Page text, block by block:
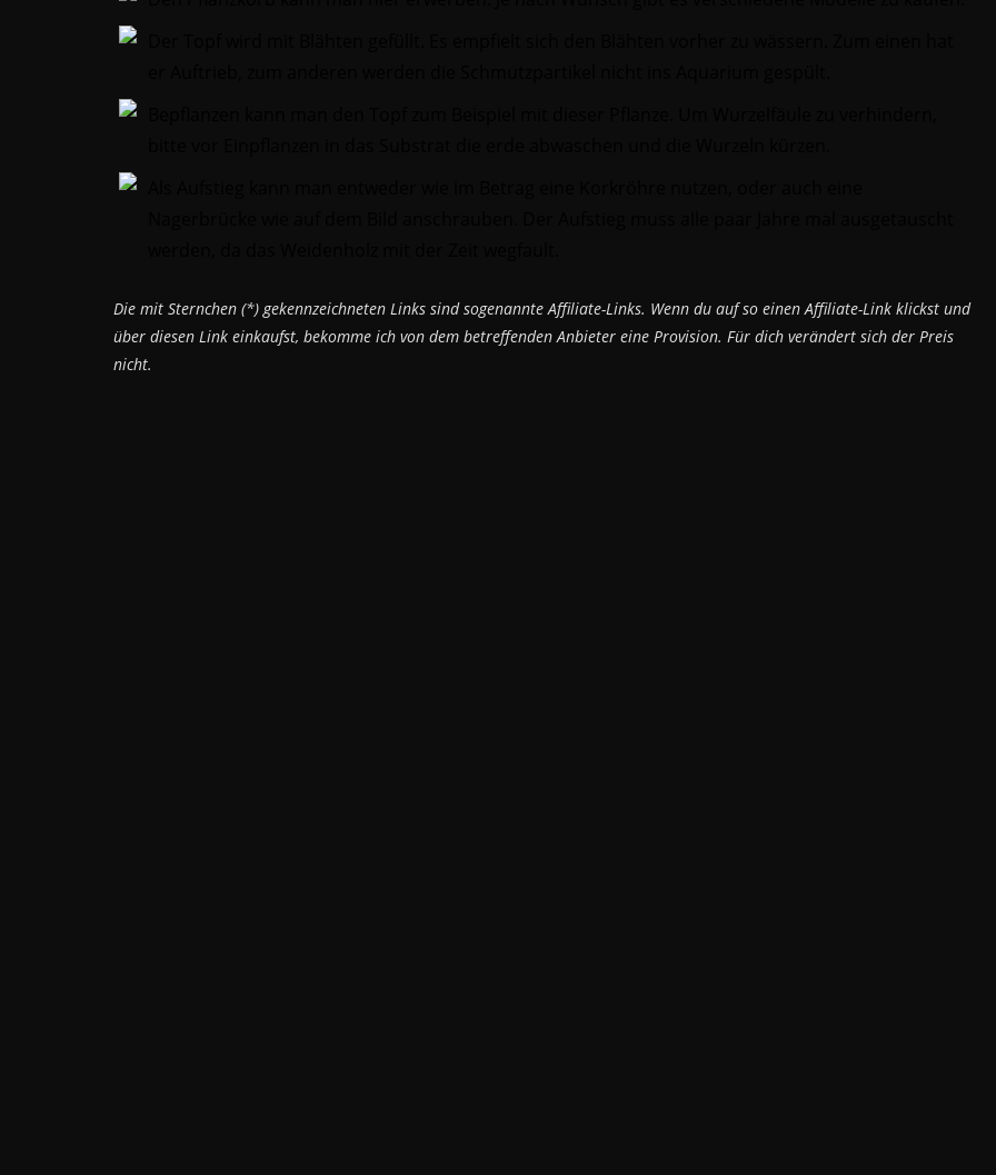
Die mit Sternchen (*) gekennzeichneten Links sind sogenannte Affiliate-Links. Wenn du auf so einen Affiliate-Link klickst und
über diesen Link einkaufst, bekomme ich von dem betreffenden Anbieter eine Provision. Für dich verändert sich der Preis
nicht.